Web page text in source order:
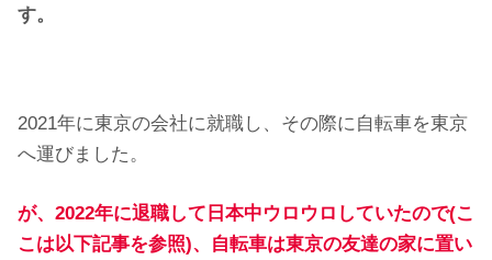
す。
2021年に東京の会社に就職し、その際に自転車を東京
へ運びました。
が、2022年に退職して日本中ウロウロしていたので(こ
こは以下記事を参照)、自転車は東京の友達の家に置い